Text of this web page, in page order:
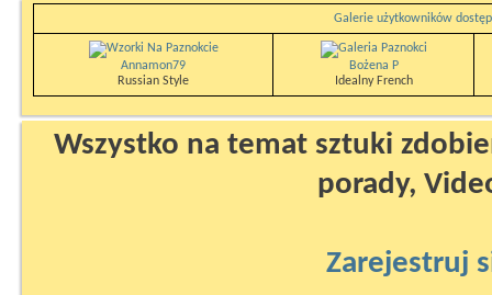
Galerie użytkowników
Annamon79
Russian Style
Bożena P
Idealny French
Wszystko na temat sztuki
porady,
Zarejestruj